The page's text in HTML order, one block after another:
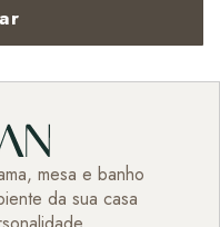
mesa e banho
da sua casa